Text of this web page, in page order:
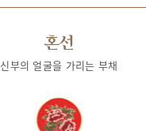
혼선
신부의 얼굴을 가리는 부채